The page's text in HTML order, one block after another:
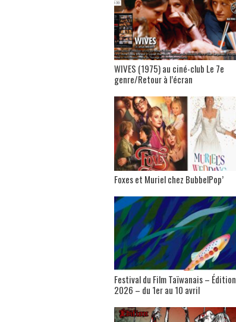
WIVES (1975) au ciné-club Le 7e
genre/Retour à l’écran
Foxes et Muriel chez BubbelPop’
Festival du Film Taïwanais – Édition
2026 – du 1er au 10 avril